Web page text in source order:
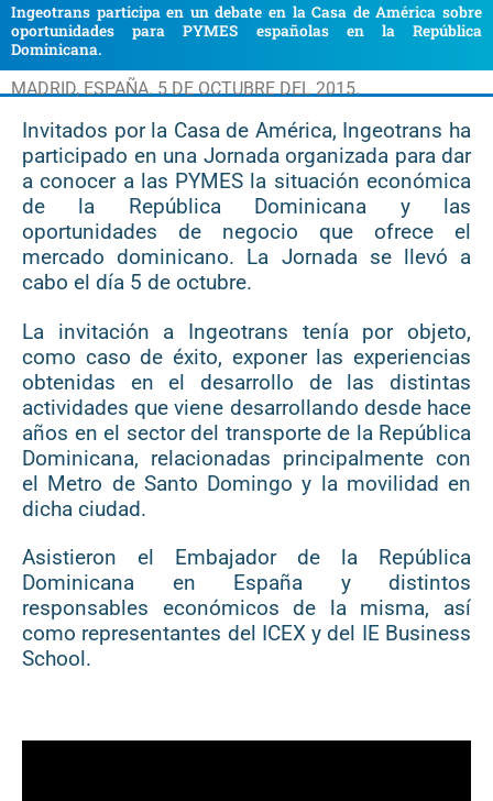
Ingeotrans participa en un debate en la Casa de América sobre
oportunidades para PYMES españolas en la República
Dominicana.
MADRID, ESPAÑA. 5 DE OCTUBRE DEL 2015.
Invitados por la Casa de América, Ingeotrans ha
participado en una Jornada organizada para dar
a conocer a las PYMES la situación económica
de la República Dominicana y las
oportunidades de negocio que ofrece el
mercado dominicano. La Jornada se llevó a
cabo el día 5 de octubre.
La invitación a Ingeotrans tenía por objeto,
como caso de éxito, exponer las experiencias
obtenidas en el desarrollo de las distintas
actividades que viene desarrollando desde hace
años en el sector del transporte de la República
Dominicana, relacionadas principalmente con
el Metro de Santo Domingo y la movilidad en
dicha ciudad.
Asistieron el Embajador de la República
Dominicana en España y distintos
responsables económicos de la misma, así
como representantes del ICEX y del IE Business
School.